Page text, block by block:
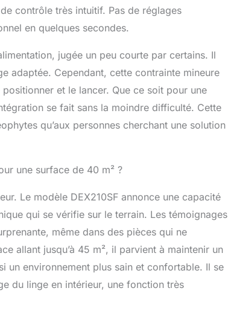
contrôle très intuitif. Pas de réglages
en quelques secondes.
jugée un peu courte par certains. Il
adaptée. Cependant, cette contrainte mineure
et le lancer. Que ce soit pour une
se fait sans la moindre difficulté. Cette
qu’aux personnes cherchant une solution
une surface de 40 m² ?
Le modèle DEX210SF annonce une capacité
qui se vérifie sur le terrain. Les témoignages
même dans des pièces qui ne
allant jusqu’à 45 m², il parvient à maintenir un
un environnement plus sain et confortable. Il se
du linge en intérieur, une fonction très